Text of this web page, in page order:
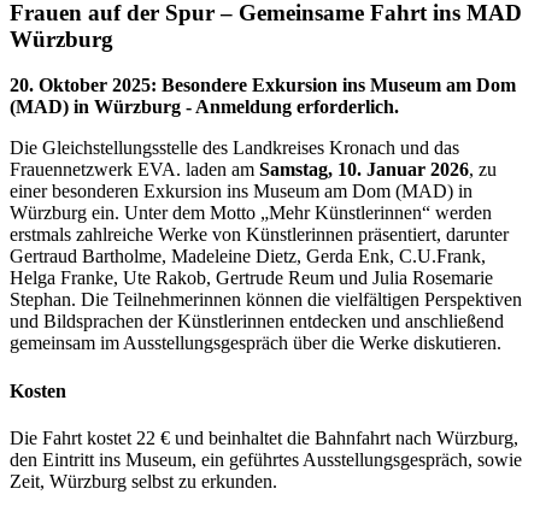
Frauen auf der Spur – Gemeinsame Fahrt ins MAD
Würzburg
20. Oktober 2025: Besondere Exkursion ins Museum am Dom
(MAD) in Würzburg - Anmeldung erforderlich.
Die Gleichstellungsstelle des Landkreises Kronach und das
Frauennetzwerk EVA. laden am Samstag, 10. Januar 2026, zu
einer besonderen Exkursion ins Museum am Dom (MAD) in
Würzburg ein. Unter dem Motto „Mehr Künstlerinnen“ werden
erstmals zahlreiche Werke von Künstlerinnen präsentiert, darunter
Gertraud Bartholme, Madeleine Dietz, Gerda Enk, C.U.Frank,
Helga Franke, Ute Rakob, Gertrude Reum und Julia Rosemarie
Stephan. Die Teilnehmerinnen können die vielfältigen Perspektiven
und Bildsprachen der Künstlerinnen entdecken und anschließend
gemeinsam im Ausstellungsgespräch über die Werke diskutieren.
Kosten
Die Fahrt kostet 22 € und beinhaltet die Bahnfahrt nach Würzburg,
den Eintritt ins Museum, ein geführtes Ausstellungsgespräch, sowie
Zeit, Würzburg selbst zu erkunden.